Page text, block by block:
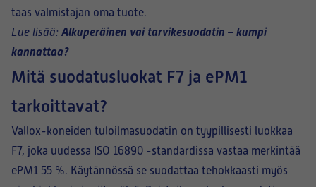
taas valmistajan oma tuote.
Lue lisää: Alkuperäinen vai tarvikesuodatin – kumpi
kannattaa?
Mitä suodatusluokat F7 ja ePM1
tarkoittavat?
Vallox-koneiden tuloilmasuodatin on tyypillisesti luokkaa
F7, joka uudessa ISO 16890 -standardissa vastaa merkintää
ePM1 55 %. Käytännössä se suodattaa tehokkaasti myös